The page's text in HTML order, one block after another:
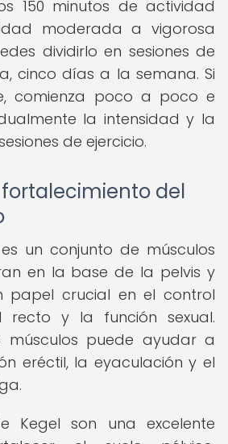
150 minutos de actividad
moderada a vigorosa
dividirlo en sesiones de
cinco días a la semana. Si
comienza poco a poco e
la intensidad y la
de ejercicio.
fortalecimiento del
un conjunto de músculos
en la base de la pelvis y
papel crucial en el control
y la función sexual.
músculos puede ayudar a
eréctil, la eyaculación y el
Kegel son una excelente